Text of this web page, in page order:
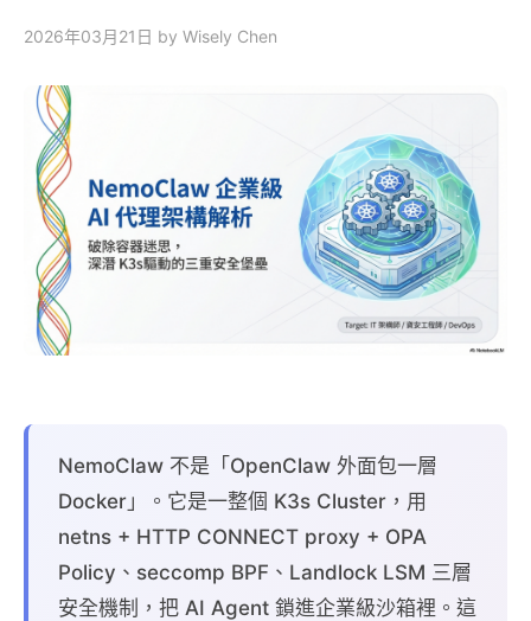
2026年03月21日 by Wisely Chen
NemoClaw 不是「OpenClaw 外面包一層
Docker」。它是一整個 K3s Cluster，用
netns + HTTP CONNECT proxy + OPA
Policy、seccomp BPF、Landlock LSM 三層
安全機制，把 AI Agent 鎖進企業級沙箱裡。這